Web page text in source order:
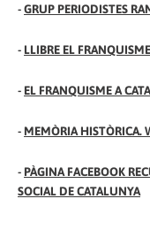
-GRUP PERIODISTES
- LLIBRE EL
- EL FRANQUISME A
- MEMÒRIA HISTÒRICA.
- PÀGINA FACEBOOK
SOCIAL DE CATALUNYA